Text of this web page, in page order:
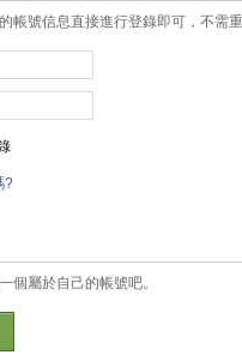
帳號信息直接進行登錄即可，不需
?
個屬於自己的帳號吧。